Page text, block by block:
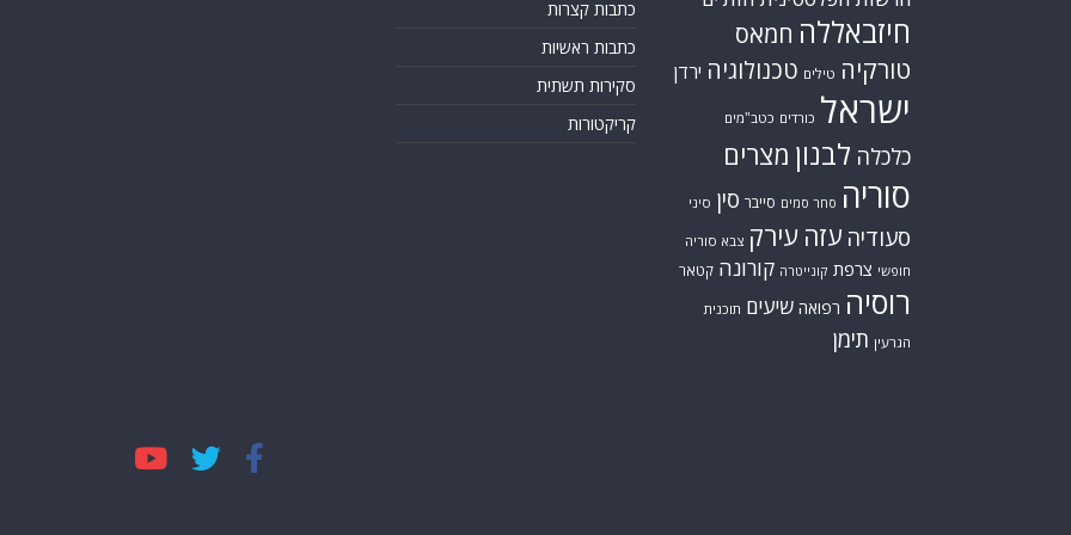
חיזבאללה חמאס
טורקיה טילים טכנולוגיה ירדן
ישראל כורדים כטב"מים
כלכלה לבנון מצרים
סוריה סחר סמים סייבר סין סיני
סעודיה עזה עירק צבא סוריה
חופשי צרפת קונייטרה קורונה קטאר
רוסיה רפואה שיעים תוכנית
הגרעין תימן
כתבות קצרות
כתבות ראשיות
סקירות תשתית
קריקטורות